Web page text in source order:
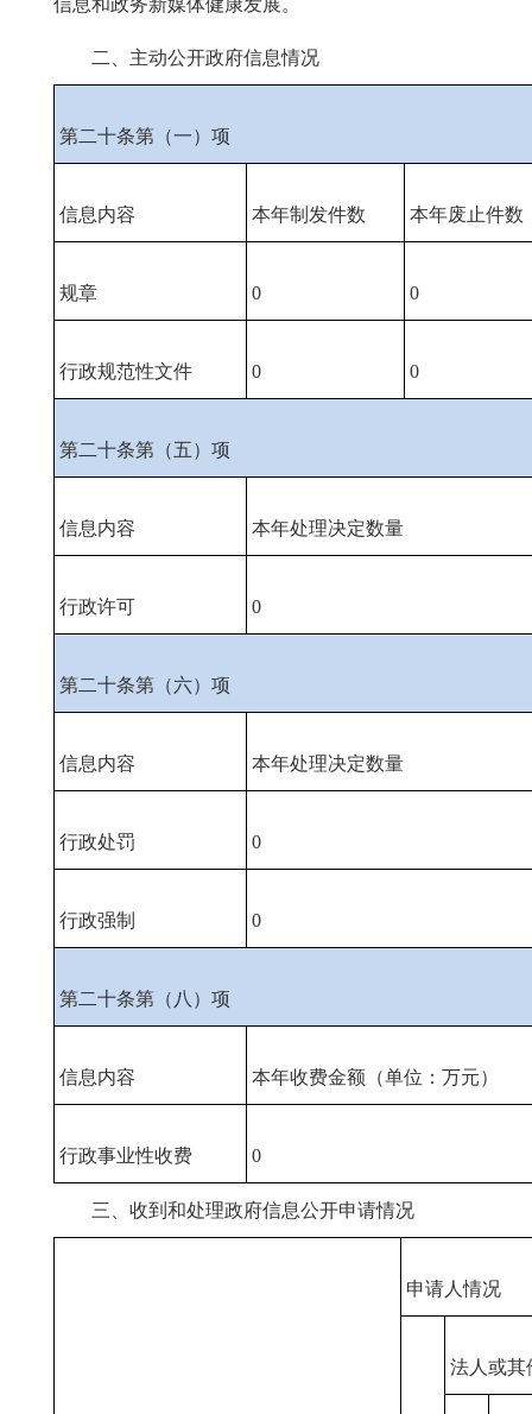
二、主动公开政府信息情况
第二十条第（一）项
信息内容 本年制发件数 本年废止件数
规章 0 0
行政规范性文件 0 0
第二十条第（五）项
信息内容 本年处理决定数量
行政许可 0
第二十条第（六）项
信息内容 本年处理决定数量
行政处罚 0
行政强制 0
第二十条第（八）项
信息内容 本年收费金额（单位：万元）
行政事业性收费 0
三、收到和处理政府信息公开申请情况
申请人情况
法人或其